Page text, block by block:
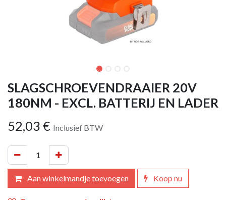
SLAGSCHROEVENDRAAIER 20V
180NM - EXCL. BATTERIJ EN LADER
52,03 € Inclusief BTW
Aan winkelmandje toevoegen Koop nu